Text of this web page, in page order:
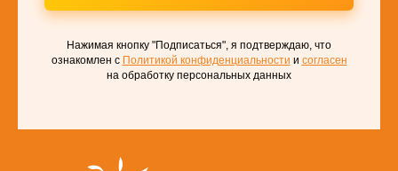
Подписаться
Нажимая кнопку "Подписаться", я подтверждаю, что